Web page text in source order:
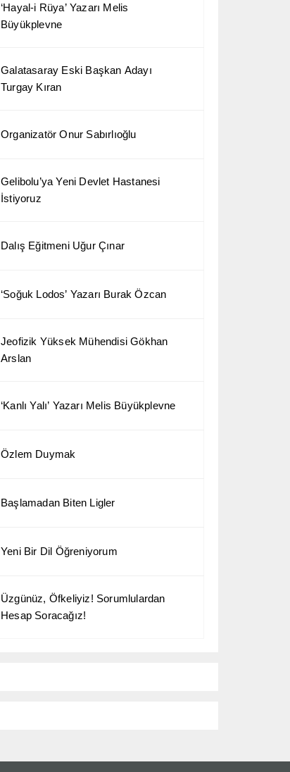
‘Hayal-i Rüya’ Yazarı Melis
Büyükplevne
Galatasaray Eski Başkan Adayı
Turgay Kıran
Organizatör Onur Sabırlıoğlu
Gelibolu’ya Yeni Devlet Hastanesi
İstiyoruz
Dalış Eğitmeni Uğur Çınar
‘Soğuk Lodos’ Yazarı Burak Özcan
Jeofizik Yüksek Mühendisi Gökhan
Arslan
‘Kanlı Yalı’ Yazarı Melis Büyükplevne
Özlem Duymak
Başlamadan Biten Ligler
Yeni Bir Dil Öğreniyorum
Üzgünüz, Öfkeliyiz! Sorumlulardan
Hesap Soracağız!